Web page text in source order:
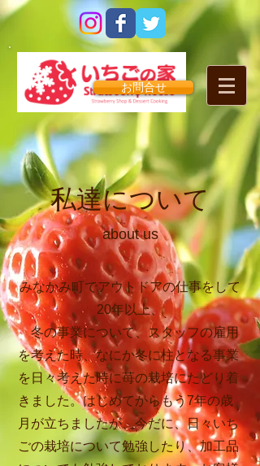
お問合せ
私達について
about us
みなかみ町でアウトドアの仕事をして
20年以上、
冬の事業について、スタッフの雇用
を考えた時、なにか冬に柱となる事業
を日々考えた時に苺の栽培にたどり着
きました。はじめてからもう7年の歳
月が立ちましたが、今だに、日々いち
ごの栽培について勉強したり、加工品